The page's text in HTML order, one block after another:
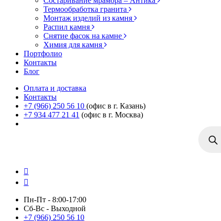
Термообработка гранита
Монтаж изделий из камня
Распил камня
Снятие фасок на камне
Химия для камня
Портфолио
Контакты
Блог
Оплата и доставка
Контакты
+7 (966) 250 56 10 (офис в г. Казань)
+7 934 477 21 41 (офис в г. Москва)
Пн-Пт - 8:00-17:00
Сб-Вс - Выходной
+7 (966) 250 56 10